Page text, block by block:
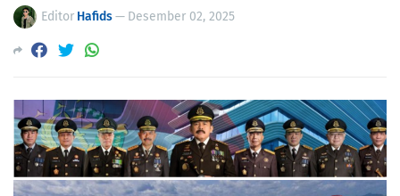
Editor Hafids— Desember 02, 2025